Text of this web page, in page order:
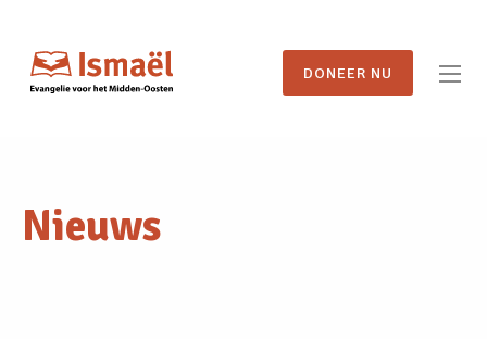
DONEER NU
Nieuws